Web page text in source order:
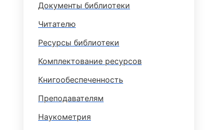
Документы библиотеки
Читателю
Ресурсы библиотеки
Комплектование ресурсов
Книгообеспеченность
Преподавателям
Наукометрия